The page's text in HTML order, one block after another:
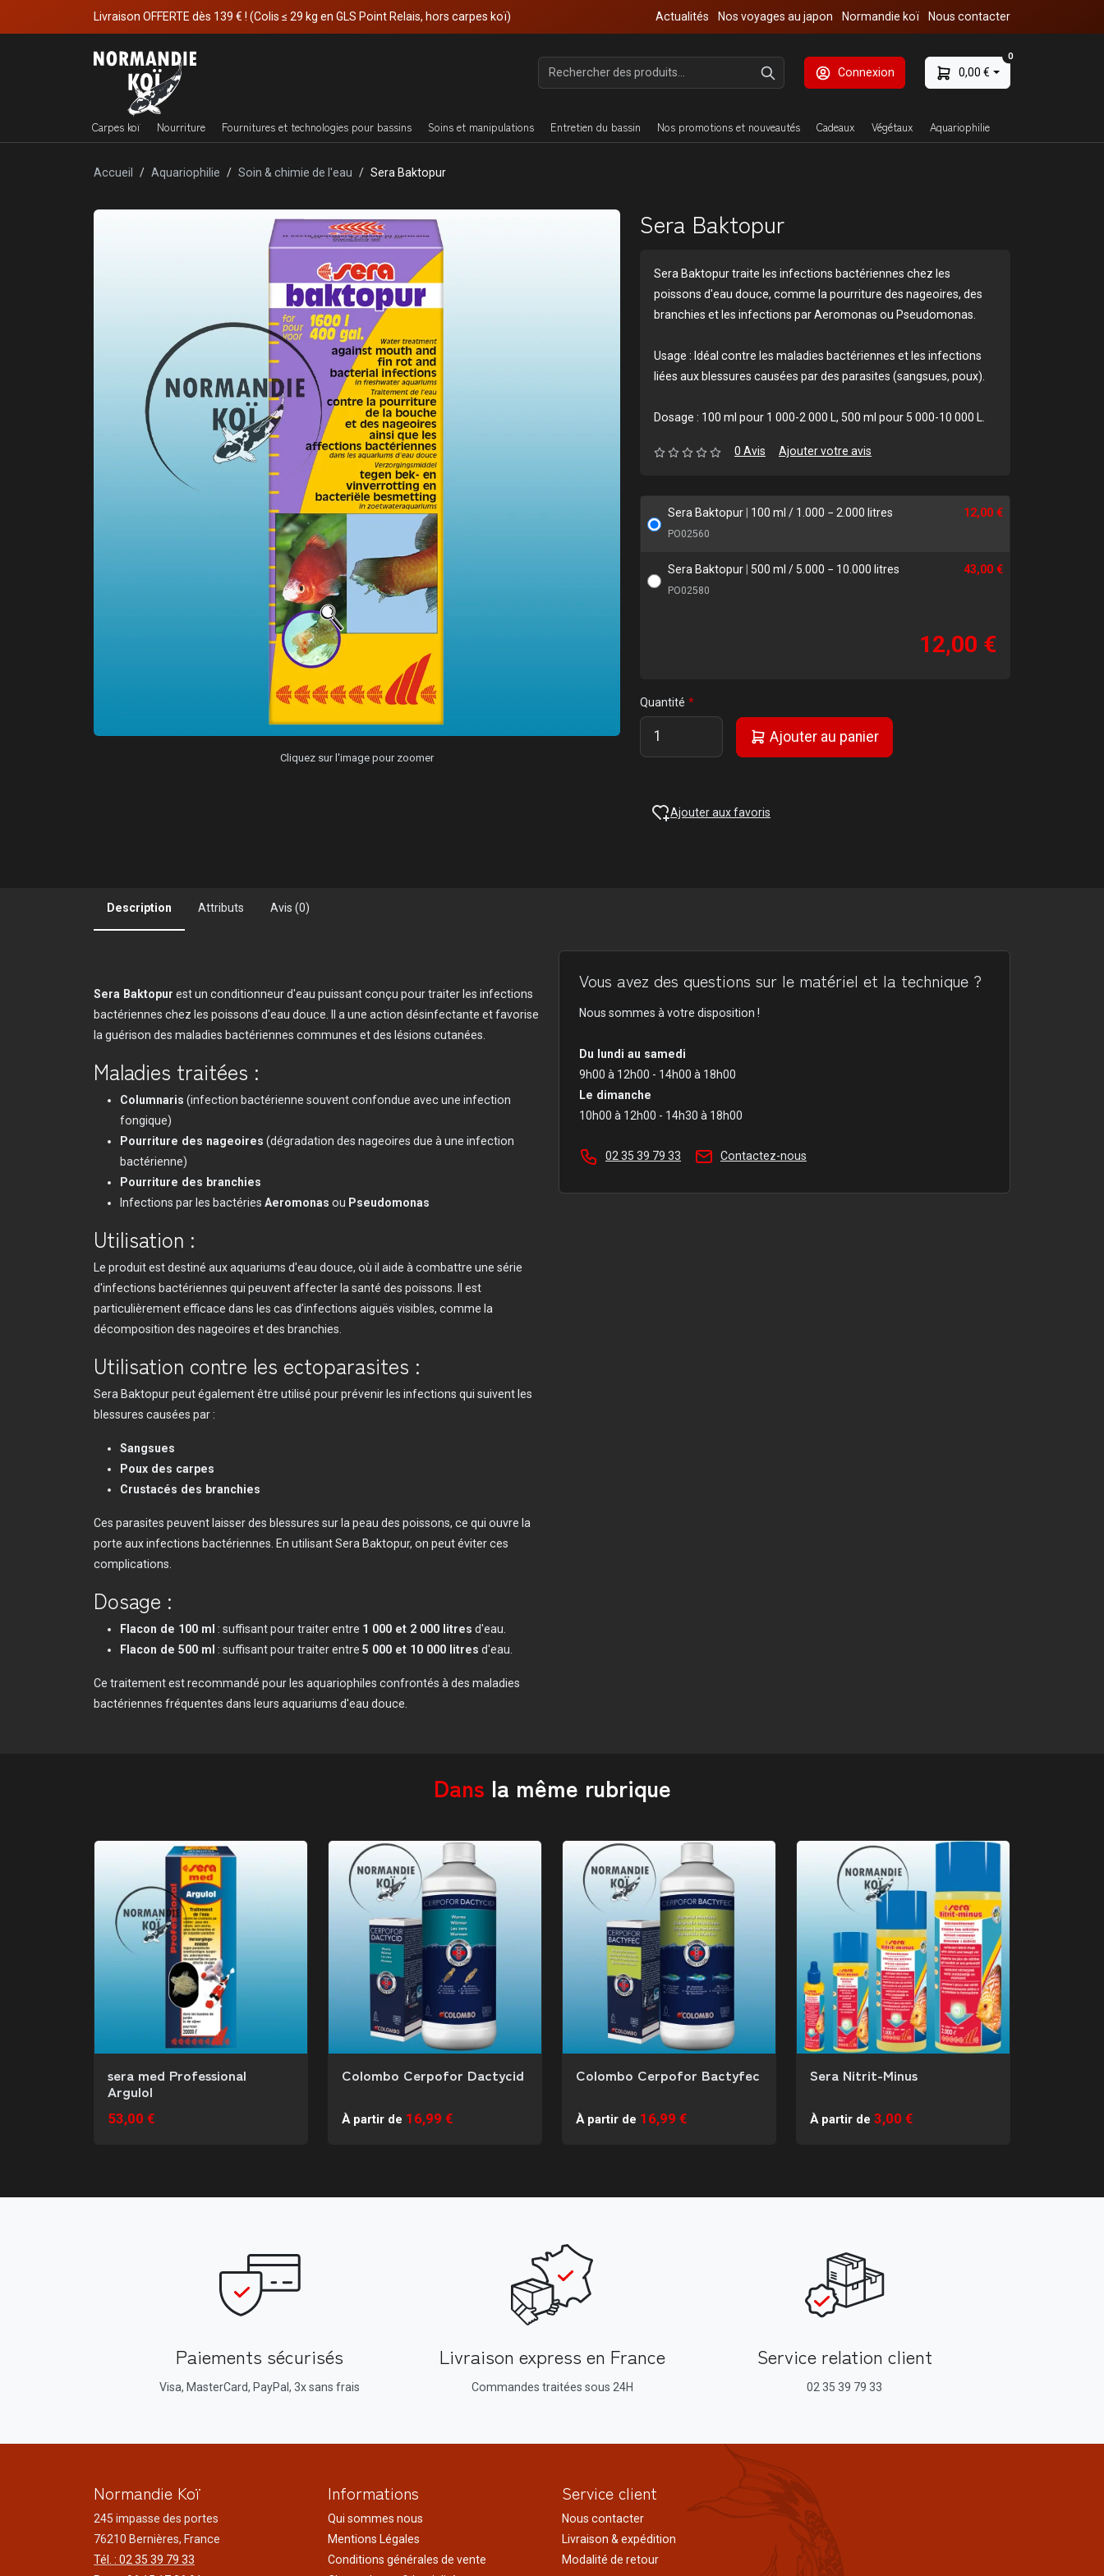
Livraison OFFERTE dès 139 € ! (Colis ≤ 29 kg en GLS Point Relais, hors carpes koï) Actualités Nos voyages au japon Normandie koï Nous contacter
Connexion 0,00 €
0
Carpes koï Nourriture Fournitures et technologies pour bassins Soins et manipulations Entretien du bassin Nos promotions et nouveautés Cadeaux Végétaux Aquariophilie
Accueil Aquariophilie Soin & chimie de l'eau Sera Baktopur
Cliquez sur l'image pour zoomer
Sera Baktopur
Sera Baktopur traite les infections bactériennes chez les
poissons d'eau douce, comme la pourriture des nageoires, des
branchies et les infections par Aeromonas ou Pseudomonas.
Usage : Idéal contre les maladies bactériennes et les infections
liées aux blessures causées par des parasites (sangsues, poux).
Dosage : 100 ml pour 1 000-2 000 L, 500 ml pour 5 000-10 000 L.
0 Avis Ajouter votre avis
Sera Baktopur 100 ml / 1.000 − 2.000 litres
PO02560
12,00 €
Sera Baktopur 500 ml / 5.000 − 10.000 litres
PO02580
43,00 €
12,00 €
Quantité
Ajouter au panier
Ajouter aux favoris
Description Attributs Avis (0)
Sera Baktopur est un conditionneur d'eau puissant conçu pour traiter les infections
bactériennes chez les poissons d'eau douce. Il a une action désinfectante et favorise
la guérison des maladies bactériennes communes et des lésions cutanées.
Maladies traitées :
Columnaris (infection bactérienne souvent confondue avec une infection
fongique)
Pourriture des nageoires (dégradation des nageoires due à une infection
bactérienne)
Pourriture des branchies
Infections par les bactéries Aeromonas ou Pseudomonas
Utilisation :
Le produit est destiné aux aquariums d'eau douce, où il aide à combattre une série
d'infections bactériennes qui peuvent affecter la santé des poissons. Il est
particulièrement efficace dans les cas d’infections aiguës visibles, comme la
décomposition des nageoires et des branchies.
Utilisation contre les ectoparasites :
Sera Baktopur peut également être utilisé pour prévenir les infections qui suivent les
blessures causées par :
Sangsues
Poux des carpes
Crustacés des branchies
Ces parasites peuvent laisser des blessures sur la peau des poissons, ce qui ouvre la
porte aux infections bactériennes. En utilisant Sera Baktopur, on peut éviter ces
complications.
Dosage :
Flacon de 100 ml : suffisant pour traiter entre 1 000 et 2 000 litres d'eau.
Flacon de 500 ml : suffisant pour traiter entre 5 000 et 10 000 litres d'eau.
Ce traitement est recommandé pour les aquariophiles confrontés à des maladies
bactériennes fréquentes dans leurs aquariums d'eau douce.
Vous avez des questions sur le matériel et la technique ?
Nous sommes à votre disposition !
Du lundi au samedi
9h00 à 12h00 - 14h00 à 18h00
Le dimanche
10h00 à 12h00 - 14h30 à 18h00
02 35 39 79 33 Contactez-nous
Dans la même rubrique
sera med Professional
Argulol
53,00 €
Colombo Cerpofor Dactycid
À partir de 16,99 €
Colombo Cerpofor Bactyfec
À partir de 16,99 €
Sera Nitrit-Minus
À partir de 3,00 €
Paiements sécurisés
Visa, MasterCard, PayPal, 3x sans frais
Livraison express en France
Commandes traitées sous 24H
Service relation client
02 35 39 79 33
Normandie Koï
245 impasse des portes
76210 Bernières, France
Tél. : 02 35 39 79 33
Informations
Qui sommes nous
Mentions Légales
Conditions générales de vente
Service client
Nous contacter
Livraison & expédition
Modalité de retour